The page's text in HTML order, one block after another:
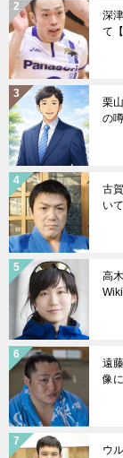
深
て
栗
の
古
い
高
遠
像
ウ